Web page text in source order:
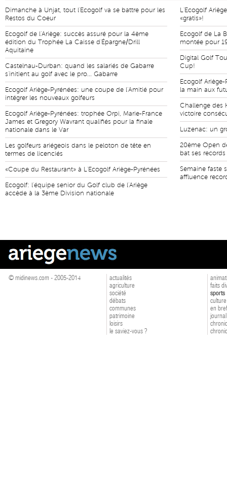
Dimanche à Unjat, tout l'Ecogolf va se battre pour les
Restos du Coeur
Ecogolf de l'Ariège: succès assuré pour la 4ème
édition du Trophée La Caisse d'Épargne/Drill
Aquitaine
Castelnau-Durban: quand les salariés de Gabarre
s'initient au golf avec le pro... Gabarre
Ecogolf Ariège-Pyrénées: une coupe de l'Amitié pour
intégrer les nouveaux golfeurs
Ecogolf Ariège-Pyrénées: trophée Orpi, Marie-France
James et Gregory Wavrant qualifiés pour la finale
nationale dans le Var
Les golfeurs ariégeois dans le peloton de tête en
termes de licenciés
«Coupe du Restaurant» à L'Ecogolf Ariège-Pyrénées
Ecogolf: l'équipe senior du Golf club de l'Ariège
accède à la 3ème Division nationale
L'Ecogolf
«gratis»!
Ecogolf de La
montée pour
Digital Golf
Cup!
Ecogolf
la main aux
Challenge des
victoire
Luzenac: un
20ème Open
bat ses records
Semaine faste
affluence
© midinews.com - 2005-2014
actualités
agriculture
société
débats
communes
patrimoine
loisirs
le saviez-vous ?
faits
sports
culture
en bref